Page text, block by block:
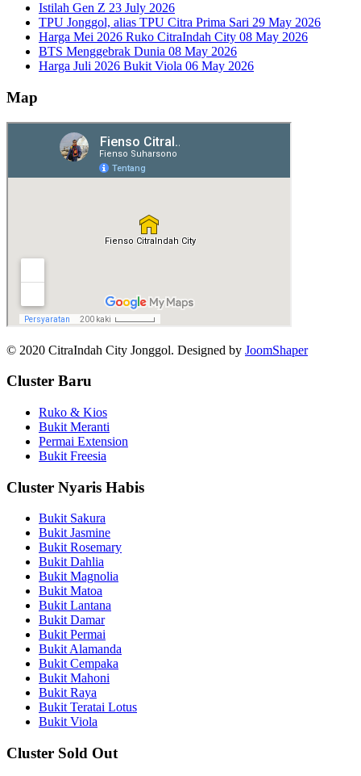
Istilah Gen Z 23 July 2026
TPU Jonggol, alias TPU Citra Prima Sari 29 May 2026
Harga Mei 2026 Ruko CitraIndah City 08 May 2026
BTS Menggebrak Dunia 08 May 2026
Harga Juli 2026 Bukit Viola 06 May 2026
Map
© 2020 CitraIndah City Jonggol. Designed by JoomShaper
Cluster Baru
Ruko & Kios
Bukit Meranti
Permai Extension
Bukit Freesia
Cluster Nyaris Habis
Bukit Sakura
Bukit Jasmine
Bukit Rosemary
Bukit Dahlia
Bukit Magnolia
Bukit Matoa
Bukit Lantana
Bukit Damar
Bukit Permai
Bukit Alamanda
Bukit Cempaka
Bukit Mahoni
Bukit Raya
Bukit Teratai Lotus
Bukit Viola
Cluster Sold Out